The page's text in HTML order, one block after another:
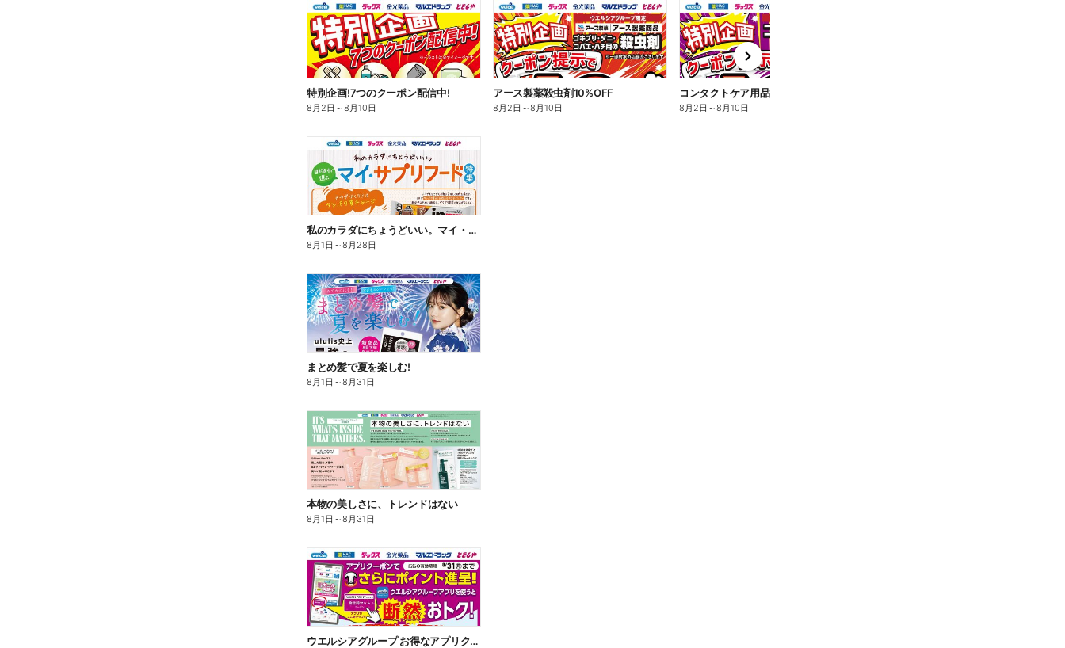
特別企画!7つのクーポン配信中!
8月2日 ～8月10日
アース製薬殺虫剤10%OFF
8月2日 ～8月10日
コンタクトケア用品10%OFF
8月2日 ～8月10日
n
e
x
t
私のカラダにちょうどいい。マイ・サプリフード
8月1日 ～8月28日
まとめ髪で夏を楽しむ!
8月1日 ～8月31日
本物の美しさに、トレンドはない
8月1日 ～8月31日
ウエルシアグループ お得なアプリクーポン